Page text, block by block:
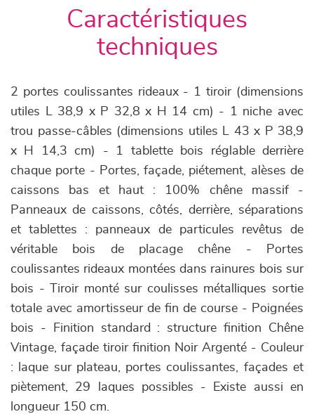
Caractéristiques
techniques
2 portes coulissantes rideaux - 1 tiroir (dimensions
utiles L 38,9 x P 32,8 x H 14 cm) - 1 niche avec
trou passe-câbles (dimensions utiles L 43 x P 38,9
x H 14,3 cm) - 1 tablette bois réglable derrière
chaque porte - Portes, façade, piétement, alèses de
caissons bas et haut : 100% chêne massif -
Panneaux de caissons, côtés, derrière, séparations
et tablettes : panneaux de particules revêtus de
véritable bois de placage chêne - Portes
coulissantes rideaux montées dans rainures bois sur
bois - Tiroir monté sur coulisses métalliques sortie
totale avec amortisseur de fin de course - Poignées
bois - Finition standard : structure finition Chêne
Vintage, façade tiroir finition Noir Argenté - Couleur
: laque sur plateau, portes coulissantes, façades et
piètement, 29 laques possibles - Existe aussi en
longueur 150 cm.